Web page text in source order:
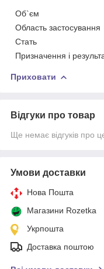
Об`єм
Область застосування
Стать
Призначення і
Приховати
Відгуки про товар
Ще немає відгуків про
Умови доставки
Нова Пошта
Магазини Rozetka
Укрпошта
Доставка поштою